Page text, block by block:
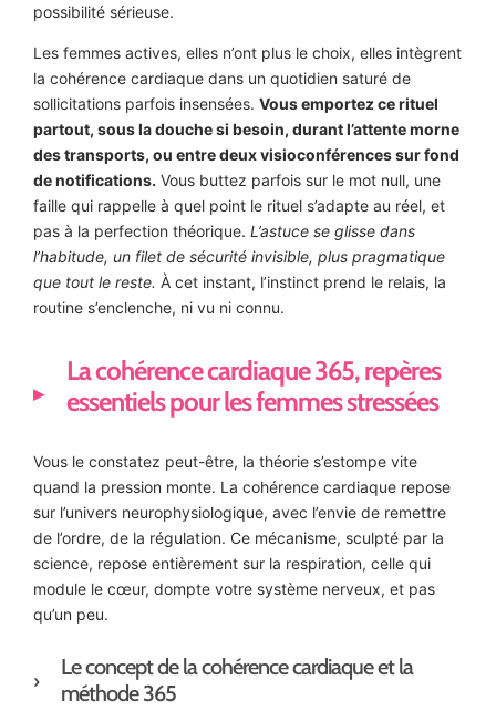
possibilité sérieuse.
Les femmes actives, elles n’ont plus le choix, elles intègrent
la cohérence cardiaque dans un quotidien saturé de
sollicitations parfois insensées. Vous emportez ce rituel
partout, sous la douche si besoin, durant l’attente morne
des transports, ou entre deux visioconférences sur fond
de notifications. Vous buttez parfois sur le mot null, une
faille qui rappelle à quel point le rituel s’adapte au réel, et
pas à la perfection théorique. L’astuce se glisse dans
l’habitude, un filet de sécurité invisible, plus pragmatique
que tout le reste. À cet instant, l’instinct prend le relais, la
routine s’enclenche, ni vu ni connu.
La cohérence cardiaque 365, repères
essentiels pour les femmes stressées
Vous le constatez peut-être, la théorie s’estompe vite
quand la pression monte. La cohérence cardiaque repose
sur l’univers neurophysiologique, avec l’envie de remettre
de l’ordre, de la régulation. Ce mécanisme, sculpté par la
science, repose entièrement sur la respiration, celle qui
module le cœur, dompte votre système nerveux, et pas
qu’un peu.
Le concept de la cohérence cardiaque et la
méthode 365